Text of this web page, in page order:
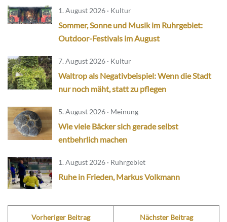
1. August 2026 · Kultur
Sommer, Sonne und Musik im Ruhrgebiet:
Outdoor-Festivals im August
7. August 2026 · Kultur
Waltrop als Negativbeispiel: Wenn die Stadt
nur noch mäht, statt zu pflegen
5. August 2026 · Meinung
Wie viele Bäcker sich gerade selbst
entbehrlich machen
1. August 2026 · Ruhrgebiet
Ruhe in Frieden, Markus Volkmann
Vorheriger Beitrag Nächster Beitrag